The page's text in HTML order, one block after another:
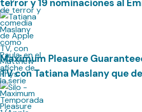
terror y 19 nominaciones al
Maximum Pleasure
TV con Tatiana Maslany que